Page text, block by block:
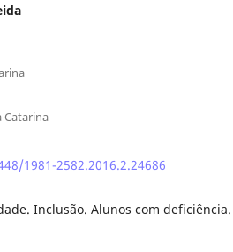
Catarina
1981-2582.2016.2.24686
Inclusão. Alunos com